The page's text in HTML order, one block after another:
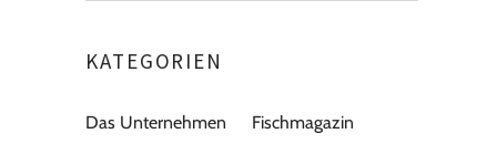
KATEGORIEN
Das Unternehmen Fischmagazin